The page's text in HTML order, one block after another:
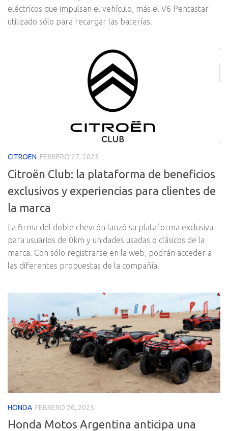
eléctricos que impulsan el vehículo, más el V6 Pentastar
utilizado sólo para recargar las baterías.
CITROEN FEBRERO 27, 2025
Citroën Club: la plataforma de beneficios
exclusivos y experiencias para clientes de
la marca
La firma del doble chevrón lanzó su plataforma exclusiva
para usuarios de 0km y unidades usadas o clásicos de la
marca. Con sólo registrarse en la web, podrán acceder a
las diferentes propuestas de la compañía.
HONDA FEBRERO 26, 2025
Honda Motos Argentina anticipa una